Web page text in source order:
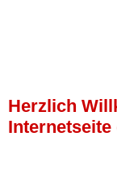
Herzlich